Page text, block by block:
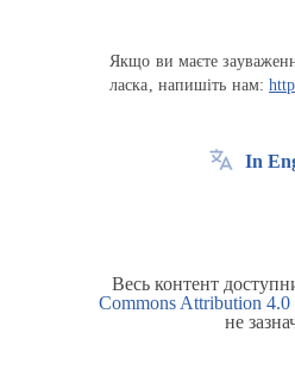
Якщо ви маєте
ласка, напишіть нам:
In
Весь контент
Commons Attribution 4.0
не